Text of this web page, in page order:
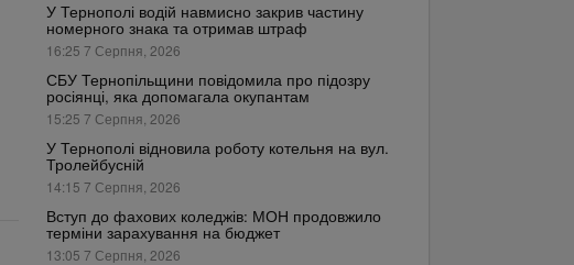
У Тернополі водій навмисно закрив частину
номерного знака та отримав штраф
16:25 7 Серпня, 2026
СБУ Тернопільщини повідомила про підозру
росіянці, яка допомагала окупантам
15:25 7 Серпня, 2026
У Тернополі відновила роботу котельня на вул.
Тролейбусній
14:15 7 Серпня, 2026
Вступ до фахових коледжів: МОН продовжило
терміни зарахування на бюджет
13:05 7 Серпня, 2026